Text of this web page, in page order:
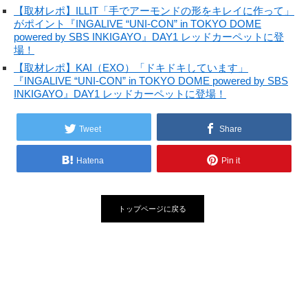
【取材レポ】ILLIT「手でアーモンドの形をキレイに作って」
がポイント『INGALIVE “UNI-CON” in TOKYO DOME
powered by SBS INKIGAYO』DAY1 レッドカーペットに登
場！
【取材レポ】KAI（EXO）「ドキドキしています」
『INGALIVE “UNI-CON” in TOKYO DOME powered by SBS
INKIGAYO』DAY1 レッドカーペットに登場！
Tweet Share
Hatena Pin it
トップページに戻る